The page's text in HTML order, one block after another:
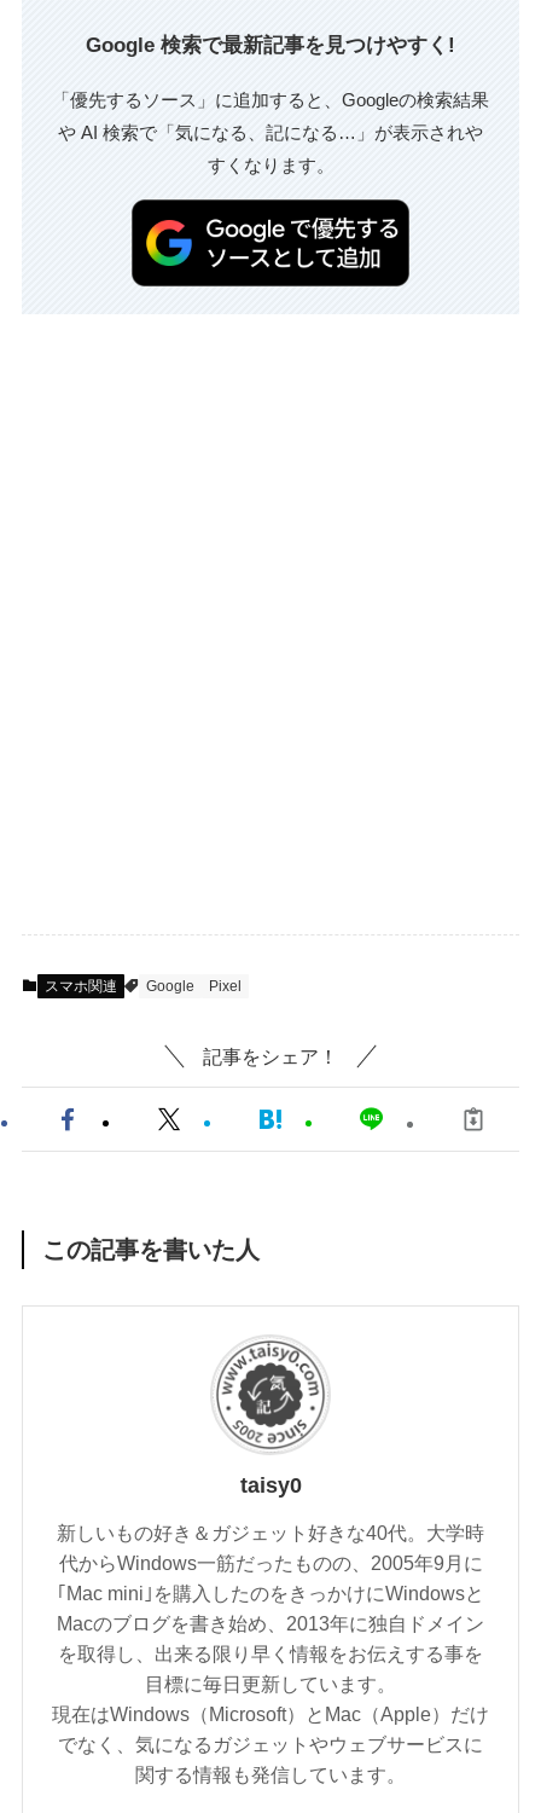
Google 検索で最新記事を見つけやすく!
「優先するソース」に追加すると、Googleの検索結果
や AI 検索で「気になる、記になる…」が表示されや
すくなります。
スマホ関連 Google Pixel
記事をシェア！
この記事を書いた人
taisy0
新しいもの好き＆ガジェット好きな40代。大学時
代からWindows一筋だったものの、2005年9月に
｢Mac mini｣を購入したのをきっかけにWindowsと
Macのブログを書き始め、2013年に独自ドメイン
を取得し、出来る限り早く情報をお伝えする事を
目標に毎日更新しています。
現在はWindows（Microsoft）とMac（Apple）だけ
でなく、気になるガジェットやウェブサービスに
関する情報も発信しています。